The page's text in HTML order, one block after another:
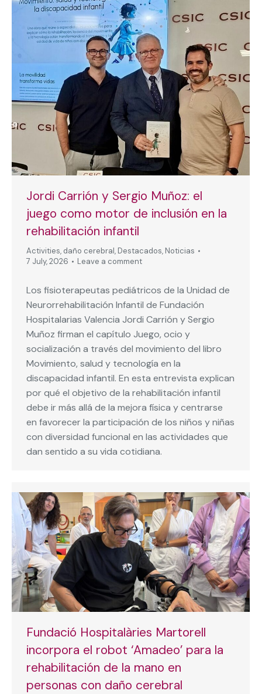
Jordi Carrión y Sergio Muñoz: el
juego como motor de inclusión en la
rehabilitación infantil
Activities, daño cerebral, Destacados, Noticias
7 July, 2026
Leave a comment
Los fisioterapeutas pediátricos de la Unidad de
Neurorrehabilitación Infantil de Fundación
Hospitalarias Valencia Jordi Carrión y Sergio
Muñoz firman el capítulo Juego, ocio y
socialización a través del movimiento del libro
Movimiento, salud y tecnología en la
discapacidad infantil. En esta entrevista explican
por qué el objetivo de la rehabilitación infantil
debe ir más allá de la mejora física y centrarse
en favorecer la participación de los niños y niñas
con diversidad funcional en las actividades que
dan sentido a su vida cotidiana.
Fundació Hospitalàries Martorell
incorpora el robot ‘Amadeo’ para la
rehabilitación de la mano en
personas con daño cerebral